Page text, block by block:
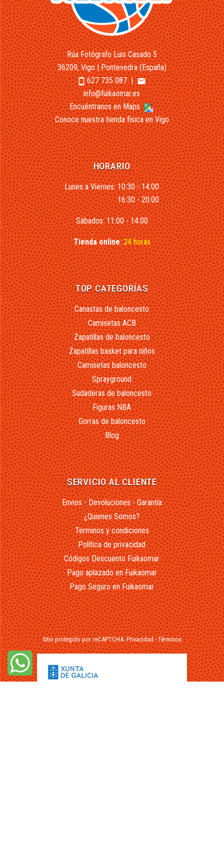
Rúa Fotógrafo Luis Casado 5
36209, Vigo | Pontevedra (España)
smartphone627 735 087|email
info@fuikaomar.es
Encuéntranos en Maps
Conoce nuestra tienda física en Vigo
HORARIO
Lunes a Viernes: 10:30 - 14:00
16:30 - 20:00
Sábados: 11:00 - 14:00
Tienda online:24 horas
TOP CATEGORÍAS
Canastas de baloncesto
Camisetas ACB
Zapatillas de baloncesto
Zapatillas basket para niños
Camisetas baloncesto
Sprayground
Sudaderas de baloncesto
Figuras NBA
Gorras de baloncesto
Blog
SERVICIO AL CLIENTE
Envios - Devoluciones - Garantía
¿Quienes Somos?
Terminos y condiciones
Política de privacidad
Códigos Descuento Fuikaomar
Pago aplazado en Fuikaomar
Pago Seguro en Fuikaomar
Sitio protegido por reCAPTCHA.Privacidad-Términos